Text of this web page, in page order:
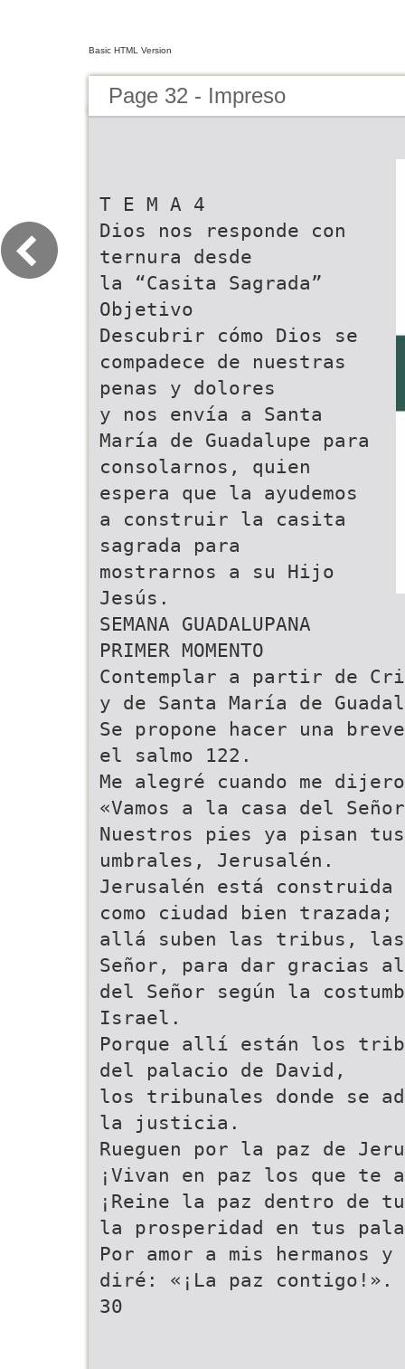
Basic HTML Version
Page 32 - Impreso
T E M A 4
Dios nos responde con
ternura desde
la “Casita Sagrada”
Objetivo
Descubrir cómo Dios se
compadece de nuestras
penas y dolores
y nos envía a Santa
María de Guadalupe para
consolarnos, quien
espera que la ayudemos
a construir la casita
sagrada para
mostrarnos a su Hijo
Jesús.
SEMANA GUADALUPANA
PRIMER MOMENTO
Contemplar a partir de
y de Santa María de
Se propone hacer una
el salmo 122.
Me alegré cuando me
«Vamos a la casa del
Nuestros pies ya pisan tus
umbrales, Jerusalén.
Jerusalén está construida
como ciudad bien trazada;
allá suben las tribus,
Señor, para dar gracias al
del Señor según la
Israel.
Porque allí están los
del palacio de David,
los tribunales donde se
la justicia.
Rueguen por la paz de
¡Vivan en paz los que te
¡Reine la paz dentro de
la prosperidad en tus
Por amor a mis hermanos y
diré: «¡La paz contigo!».
30